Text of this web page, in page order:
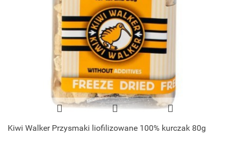
Kiwi Walker Przysmaki liofilizowane 100% kurczak 80g